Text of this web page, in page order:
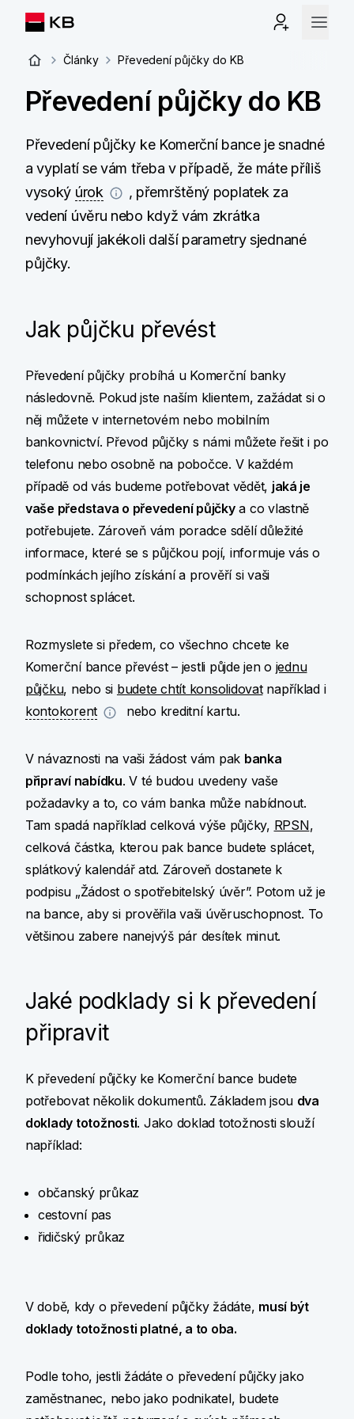
Články Převedení půjčky do KB
Převedení půjčky do KB
Převedení půjčky ke Komerční bance je snadné
a vyplatí se vám třeba v případě, že máte příliš
vysoký úrok
, přemrštěný poplatek za
vedení úvěru nebo když vám zkrátka
nevyhovují jakékoli další parametry sjednané
půjčky.
Jak půjčku převést
Převedení půjčky probíhá u Komerční banky
následovně. Pokud jste naším klientem, zažádat si o
něj můžete v internetovém nebo mobilním
bankovnictví. Převod půjčky s námi můžete řešit i po
telefonu nebo osobně na pobočce. V každém
případě od vás budeme potřebovat vědět, jaká je
vaše představa o převedení půjčkya co vlastně
potřebujete. Zároveň vám poradce sdělí důležité
informace, které se s půjčkou pojí, informuje vás o
podmínkách jejího získání a prověří si vaši
schopnost splácet.
Rozmyslete si předem, co všechno chcete ke
Komerční bance převést – jestli půjde jen o jednu
půjčku, nebo si budete chtít konsolidovatnapříklad i
kontokorent
nebo kreditní kartu.
V návaznosti na vaši žádost vám pak banka
připraví nabídku. V té budou uvedeny vaše
požadavky a to, co vám banka může nabídnout.
Tam spadá například celková výše půjčky, RPSN,
celková částka, kterou pak bance budete splácet,
splátkový kalendář atd. Zároveň dostanete k
podpisu „Žádost o spotřebitelský úvěr”. Potom už je
na bance, aby si prověřila vaši úvěruschopnost. To
většinou zabere nanejvýš pár desítek minut.
Jaké podklady si k převedení
připravit
K převedení půjčky ke Komerční bance budete
potřebovat několik dokumentů. Základem jsou dva
doklady totožnosti. Jako doklad totožnosti slouží
například:
občanský průkaz
cestovní pas
řidičský průkaz
V době, kdy o převedení půjčky žádáte, musí být
doklady totožnosti platné, a to oba.
Podle toho, jestli žádáte o převedení půjčky jako
zaměstnanec, nebo jako podnikatel, budete